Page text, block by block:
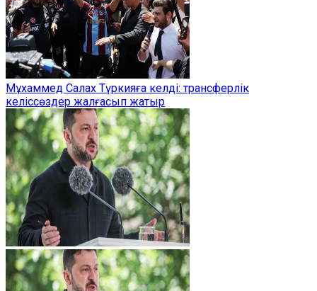
Мұхаммед Салах Түркияға келді: трансферлік
келіссөздер жалғасып жатыр